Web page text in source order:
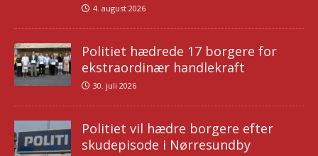
4. august 2026
Politiet hædrede 17 borgere for
ekstraordinær handlekraft
30. juli 2026
Politiet vil hædre borgere efter
skudepisode i Nørresundby